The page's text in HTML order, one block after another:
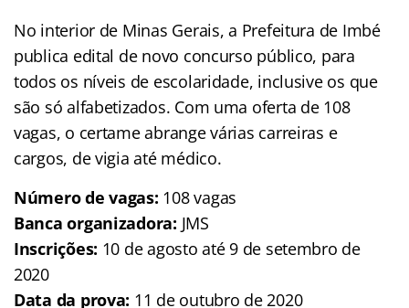
No interior de Minas Gerais, a Prefeitura de Imbé
publica edital de novo concurso público, para
todos os níveis de escolaridade, inclusive os que
são só alfabetizados. Com uma oferta de 108
vagas, o certame abrange várias carreiras e
cargos, de vigia até médico.
Número de vagas: 108 vagas
Banca organizadora: JMS
Inscrições: 10 de agosto até 9 de setembro de
2020
Data da prova: 11 de outubro de 2020